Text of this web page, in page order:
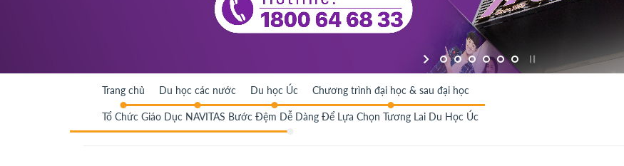
Trang chủ Du học các nước Du học Úc Chương trình đại học & sau đại học
Tổ Chức Giáo Dục NAVITAS Bước Đệm Dễ Dàng Để Lựa Chọn Tương Lai Du Học Úc